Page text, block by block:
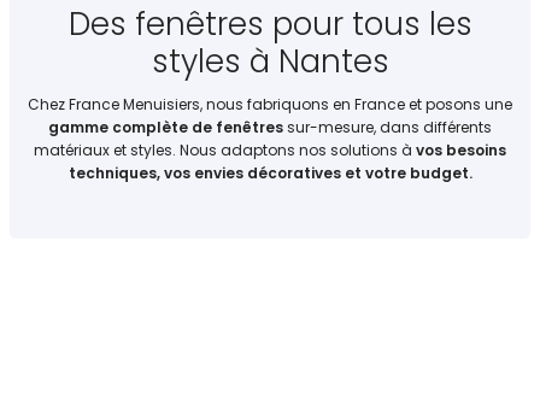
Des fenêtres pour tous les
styles à Nantes
Chez France Menuisiers, nous fabriquons en France et posons une
gamme complète de fenêtressur-mesure, dans différents
matériaux et styles. Nous adaptons nos solutions à vos besoins
techniques, vos envies décoratives et votre budget.